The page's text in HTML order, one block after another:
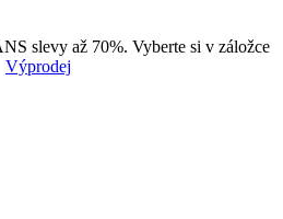
slevy až 70%. Vyberte si v záložce
Výprodej